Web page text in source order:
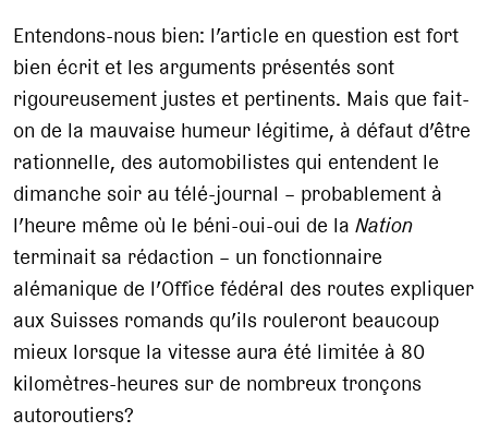
Entendons-nous bien: l’article en question est fort
bien écrit et les arguments présentés sont
rigoureusement justes et pertinents. Mais que fait-
on de la mauvaise humeur légitime, à défaut d’être
rationnelle, des automobilistes qui entendent le
dimanche soir au télé-journal – probablement à
l’heure même où le béni-oui-oui de laNation
terminait sa rédaction – un fonctionnaire
alémanique de l’Office fédéral des routes expliquer
aux Suisses romands qu’ils rouleront beaucoup
mieux lorsque la vitesse aura été limitée à 80
kilomètres-heures sur de nombreux tronçons
autoroutiers?